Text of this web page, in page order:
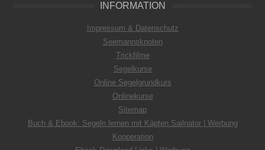
INFORMATION
Impressum & Datenschutz
Seemannsknoten
Trickfilme
Segelkurse
Online Segelgrundkurs
Onlinekurse
Sitemap
Buch & Ebook: Segeln lernen mit Käpten Sailnator | Werbung
Kooperation